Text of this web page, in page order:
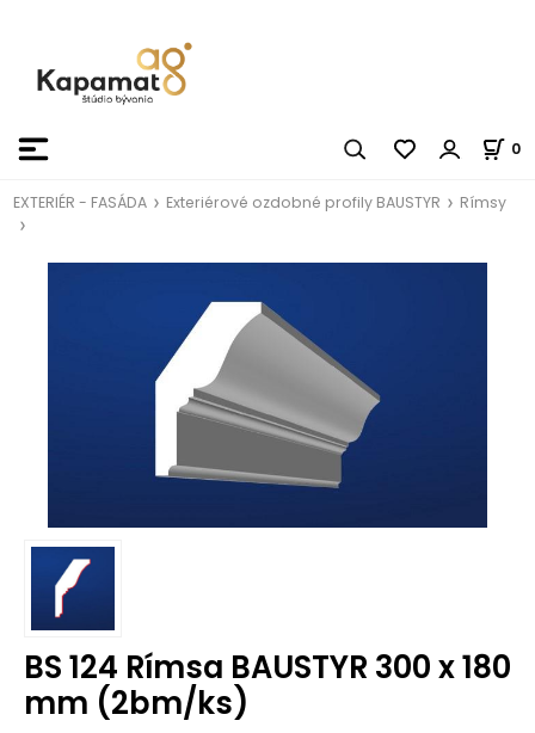
0
EXTERIÉR - FASÁDA Exteriérové ozdobné profily BAUSTYR Rímsy
BS 124 Rímsa BAUSTYR 300 x 180
mm (2bm/ks)